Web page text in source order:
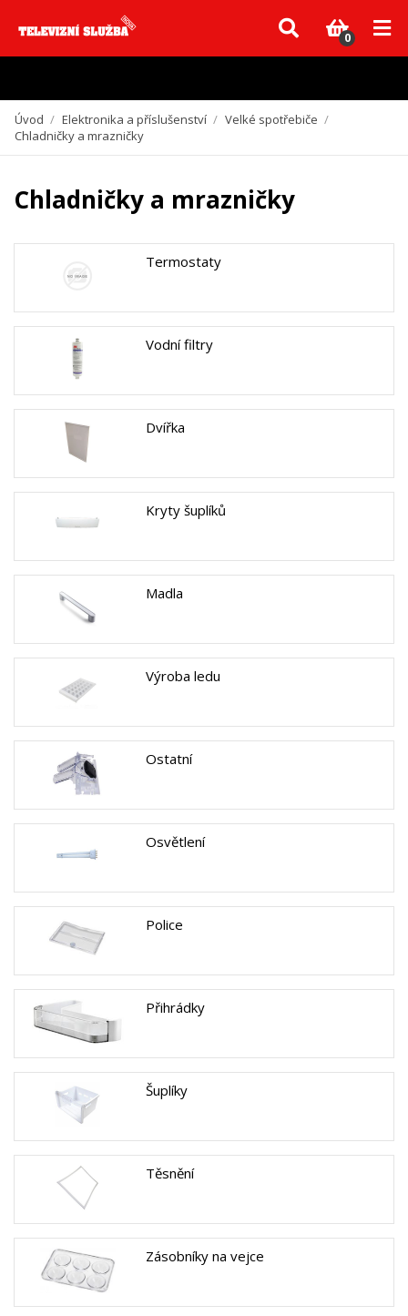
Vzhledem k aktuální situaci se může dodání dílů, které nejsou skladem,
zpozdit. Děkujeme za pochopení.
0
Úvod / Elektronika a příslušenství / Velké spotřebiče /
Chladničky a mrazničky
Chladničky a mrazničky
Termostaty
Vodní filtry
Dvířka
Kryty šuplíků
Madla
Výroba ledu
Ostatní
Osvětlení
Police
Přihrádky
Šuplíky
Těsnění
Zásobníky na vejce